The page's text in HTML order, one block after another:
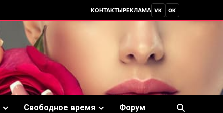
КОНТАКТЫРЕКЛАМА VK OK
Свободное время Форум